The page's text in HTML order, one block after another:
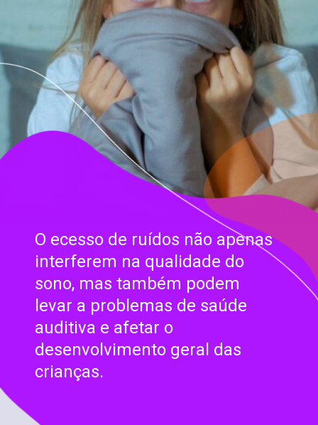
O ecesso de ruídos não apenas
interferem na qualidade do
sono, mas também podem
levar a problemas de saúde
auditiva e afetar o
desenvolvimento geral das
crianças.